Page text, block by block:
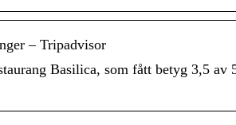
– Tripadvisor
Basilica, som fått betyg 3,5 av